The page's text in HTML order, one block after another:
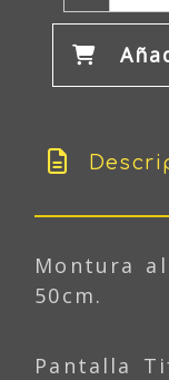
Montura
50cm.
Pantalla